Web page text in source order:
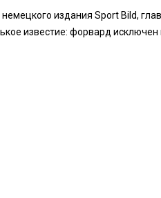
издания Sport Bild,
известие: форвард